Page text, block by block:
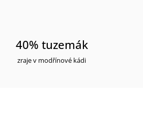
40% tuzemák
zraje v modřínové kádi